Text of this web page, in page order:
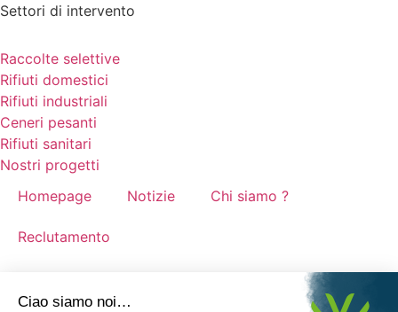
Settori di intervento
Raccolte selettive
Rifiuti domestici
Rifiuti industriali
Ceneri pesanti
Rifiuti sanitari
Nostri progetti
Homepage
Notizie Chi siamo ?
Reclutamento